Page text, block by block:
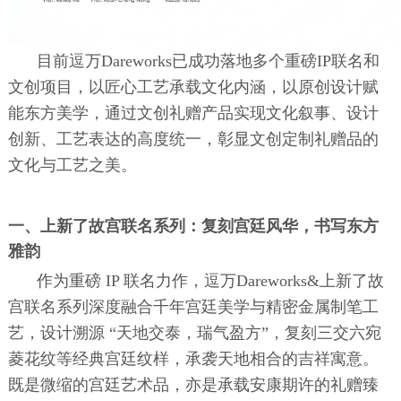
目前逗万Dareworks已成功落地多个重磅IP联名和
文创项目，以匠心工艺承载文化内涵，以原创设计赋
能东方美学，通过文创礼赠产品实现文化叙事、设计
创新、工艺表达的高度统一，彰显文创定制礼赠品的
文化与工艺之美。
一、上新了故宫联名系列：复刻宫廷风华，书写东方
雅韵
作为重磅 IP 联名力作，逗万Dareworks&上新了故
宫联名系列深度融合千年宫廷美学与精密金属制笔工
艺，设计溯源 “天地交泰，瑞气盈方”，复刻三交六宛
菱花纹等经典宫廷纹样，承袭天地相合的吉祥寓意。
既是微缩的宫廷艺术品，亦是承载安康期许的礼赠臻